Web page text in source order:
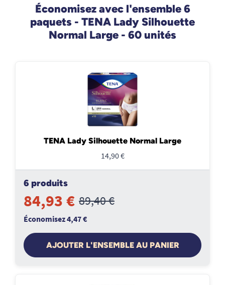
Économisez avec l'ensemble 6
paquets - TENA Lady Silhouette
Normal Large - 60 unités
TENA Lady Silhouette Normal Large
14,90 €
6 produits
84,93 € 89,40 €
Économisez 4,47 €
AJOUTER L'ENSEMBLE AU PANIER